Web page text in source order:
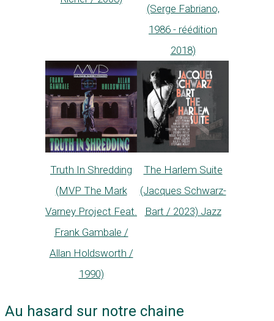
(Serge Fabriano,
1986 - réédition
2018)
Truth In Shredding
(MVP The Mark
Varney Project Feat.
Frank Gambale /
Allan Holdsworth /
1990)
The Harlem Suite
(Jacques Schwarz-
Bart / 2023) Jazz
Au hasard sur notre chaine